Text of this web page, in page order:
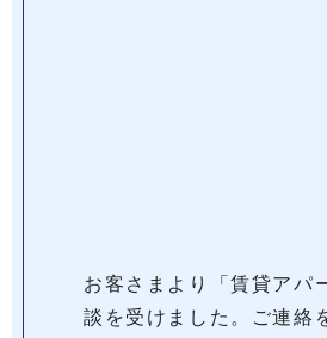
お客さまより「賃貸アパ
談を受けました。ご連絡